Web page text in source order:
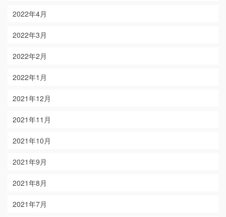
2022年4月
2022年3月
2022年2月
2022年1月
2021年12月
2021年11月
2021年10月
2021年9月
2021年8月
2021年7月